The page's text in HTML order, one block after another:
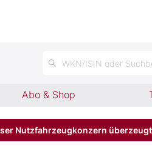
WKN/ISIN oder
Abo & Shop
Nutzfahrzeugkonzern